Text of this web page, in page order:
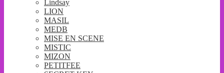
Lindsay
LION
MASIL
MEDB
MISE EN SCENE
MISTIC
MIZON
PETITFEE